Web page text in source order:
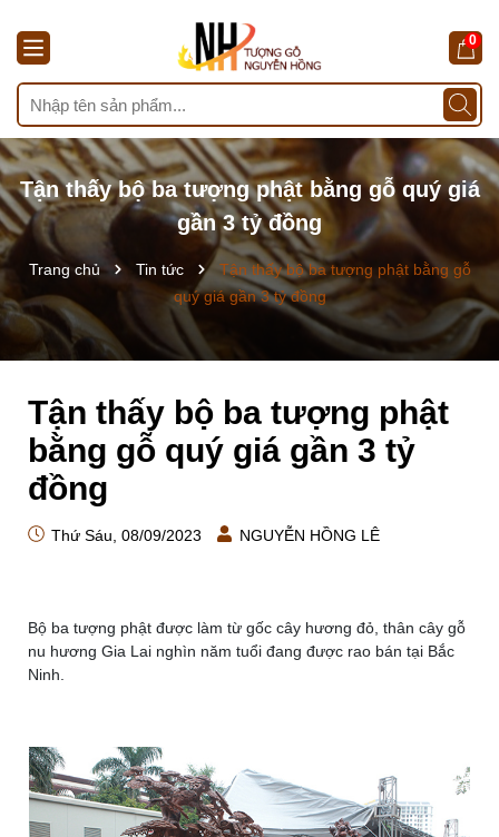
0
Tận thấy bộ ba tượng phật bằng gỗ quý giá
gần 3 tỷ đồng
Trang chủ Tin tức
Tận thấy bộ ba tượng phật bằng gỗ
quý giá gần 3 tỷ đồng
Tận thấy bộ ba tượng phật
bằng gỗ quý giá gần 3 tỷ
đồng
Thứ Sáu, 08/09/2023 NGUYỄN HỒNG LÊ
Bộ ba tượng phật được làm từ gốc cây hương đỏ, thân cây gỗ
nu hương Gia Lai nghìn năm tuổi đang được rao bán tại Bắc
Ninh.